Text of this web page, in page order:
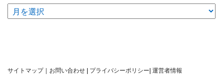
ア
ー
サイトマップ｜ お問い合わせ プライバシーポリシー 運営者情報